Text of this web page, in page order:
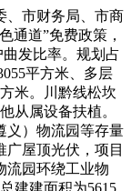
市财务局、市商
通道”免费政策，
发比率。规划占
平方米、多层
米。川黔线松坎
从属设备扶植。
义）物流园等存量
屋顶光伏，项目
流园环绕工业物
建建面积为5615